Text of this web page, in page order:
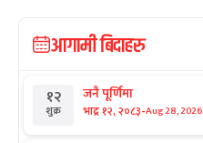
आगामी बिदाहरु
१२
शुक्र
जनै पूर्णिमा
भाद्र १२, २०८३-Aug 28, 2026